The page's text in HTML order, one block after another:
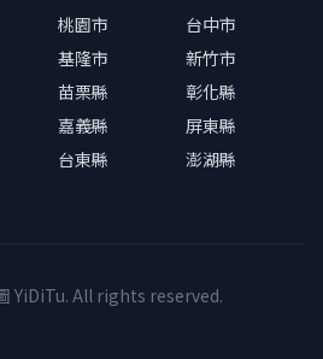
桃園市
台中市
基隆市
新竹市
苗栗縣
彰化縣
嘉義縣
屏東縣
台東縣
澎湖縣
YiDiTu. All rights reserved.